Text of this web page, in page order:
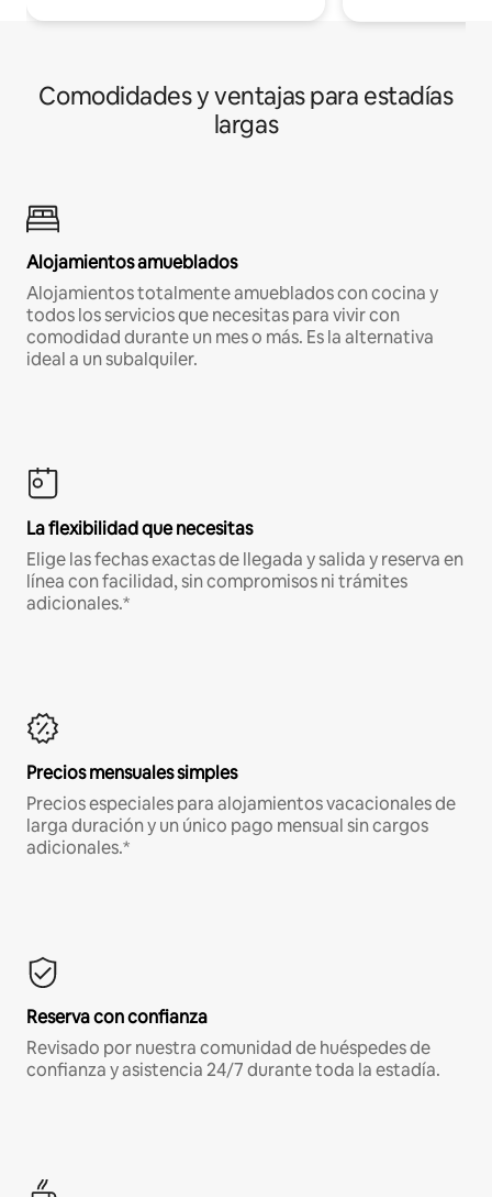
Comodidades y ventajas para estadías
largas
Alojamientos amueblados
Alojamientos totalmente amueblados con cocina y
todos los servicios que necesitas para vivir con
comodidad durante un mes o más. Es la alternativa
ideal a un subalquiler.
La flexibilidad que necesitas
Elige las fechas exactas de llegada y salida y reserva en
línea con facilidad, sin compromisos ni trámites
adicionales.*
Precios mensuales simples
Precios especiales para alojamientos vacacionales de
larga duración y un único pago mensual sin cargos
adicionales.*
Reserva con confianza
Revisado por nuestra comunidad de huéspedes de
confianza y asistencia 24/7 durante toda la estadía.